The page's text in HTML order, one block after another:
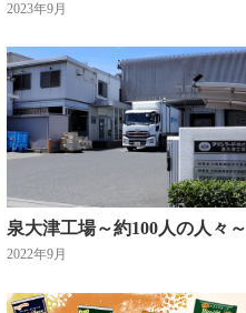
2023年9月
泉大津工場～約100人の人々～
2022年9月